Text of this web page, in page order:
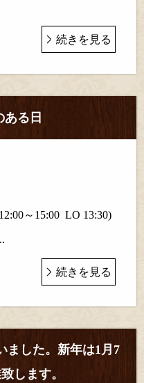
続きを見る
ある日
～15:00 LO 13:30)
続きを見る
ました。新年は1月7
します。